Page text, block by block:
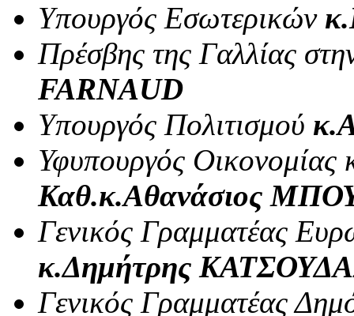
Υπουργός Εσωτερικών
Πρέσβης της Γαλλίας
FARNAUD
Υπουργός Πολιτισμού
Υφυπουργός
Καθ.κ.Αθανάσιος
Γενικός Γραμματέας
κ.Δημήτρης
Γενικός Γραμματέας